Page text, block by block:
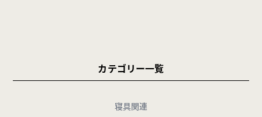
カテゴリー一覧
寝具関連